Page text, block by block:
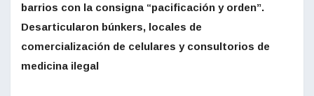
barrios con la consigna “pacificación y orden”.
Desarticularon búnkers, locales de
comercialización de celulares y consultorios de
medicina ilegal